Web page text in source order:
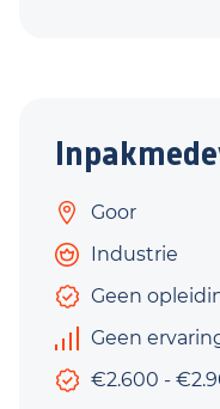
Goor
Industrie
Geen
Geen
€2.600 -